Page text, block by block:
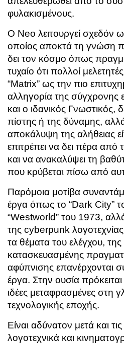
φυλακισμένους.
Ο Neo λειτουργεί σχεδόν
οποίος αποκτά τη γνώση
δει τον κόσμο όπως
τυχαίο ότι πολλοί
“Matrix” ως την πιο
αλληγορία της
και ο ιδανικός Γνωστικός,
πίστης ή της δύναμης,
αποκάλυψη της αλήθειας
επιτρέπει να δει πέρα
και να ανακαλύψει τη
που κρύβεται πίσω από
Παρόμοια μοτίβα
έργα όπως το “Dark City”
“Westworld” του 1973,
της cyberpunk λογοτεχνίας.
τα θέματα του ελέγχου,
κατασκευασμένης
αφύπνισης επανέρχονται
έργα. Στην ουσία
ιδέες μεταφρασμένες στη
τεχνολογικής εποχής.
Είναι αδύνατον μετά και
λογοτεχνικά και